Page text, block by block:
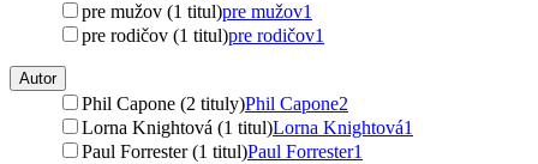
pre mužov (1 titul)pre mužov1
pre rodičov (1 titul)pre rodičov1
Autor
Phil Capone (2 tituly)Phil Capone2
Lorna Knightová (1 titul)Lorna Knightová1
Paul Forrester (1 titul)Paul Forrester1